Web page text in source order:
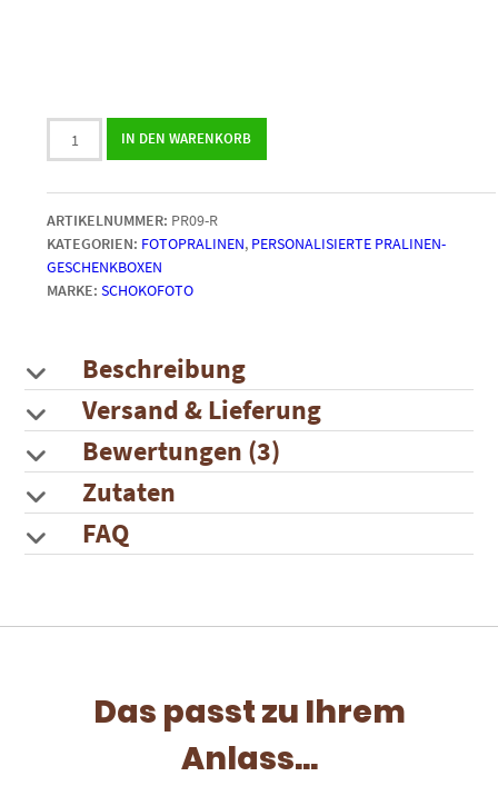
9er
Pralinenbox
runden
Fotopralinen
Menge
IN DEN WARENKORB
ARTIKELNUMMER: PR09-R
KATEGORIEN: FOTOPRALINEN, PERSONALISIERTE PRALINEN-
GESCHENKBOXEN
MARKE:SCHOKOFOTO
Beschreibung
Versand & Lieferung
Bewertungen (3)
Zutaten
FAQ
Das passt zu Ihrem
Anlass...